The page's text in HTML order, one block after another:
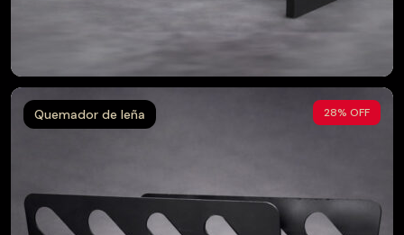
Quemador de leña 28% OFF